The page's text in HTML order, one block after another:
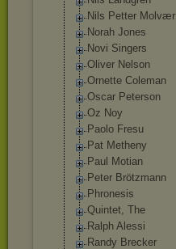
Nils Petter Molvær
Norah Jones
Novi Singers
Oliver Nelson
Ornette Coleman
Oscar Peterson
Oz Noy
Paolo Fresu
Pat Metheny
Paul Motian
Peter Brötzmann
Phronesis
Quintet, The
Ralph Alessi
Randy Brecker